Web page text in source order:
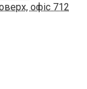
офіс 712